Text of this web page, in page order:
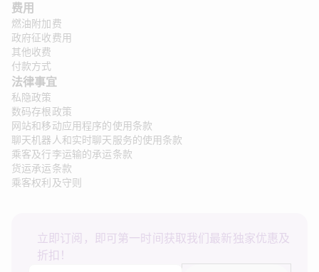
费用
燃油附加费
政府征收费用
其他收费
付款方式
法律事宜
私隐政策
数码存根政策
网站和移动应用程序的使用条款
聊天机器人和实时聊天服务的使用条款
乘客及行李运输的承运条款
货运承运条款
乘客权利及守则
立即订阅，即可第一时间获取我们最新独家优惠及
折扣！